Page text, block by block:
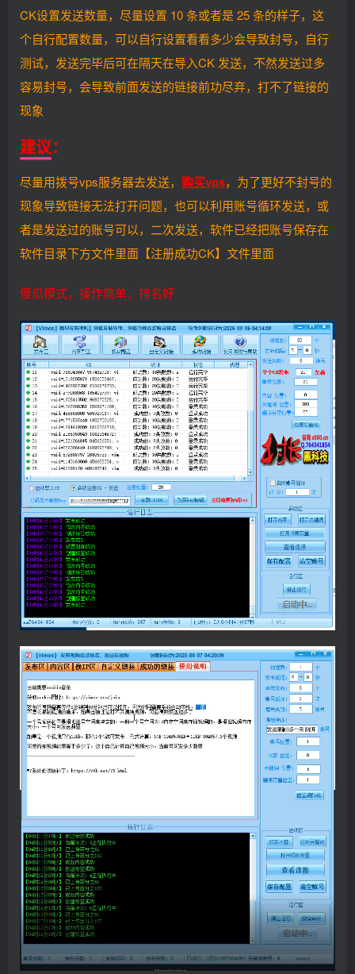
CK设置发送数量，尽量设置 10 条或者是 25 条的样子，这
个自行配置数量，可以自行设置看看多少会导致封号，自行
测试，发送完毕后可在隔天在导入CK 发送，不然发送过多
容易封号，会导致前面发送的链接前功尽弃，打不了链接的
现象
建议：
尽量用拨号vps服务器去发送， 购买vps，为了更好不封号的
现象导致链接无法打开问题，也可以利用账号循环发送，或
者是发送过的账号可以，二次发送，软件已经把账号保存在
软件目录下方文件里面【注册成功CK】文件里面
傻瓜模式，操作简单，排名好